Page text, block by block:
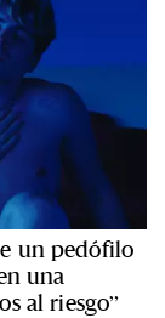
un pedófilo
una
al riesgo”